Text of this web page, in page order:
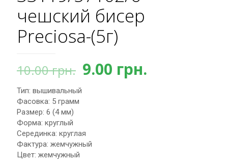
чешский бисер
Preciosa-(5г)
10.00грн. Первоначальная
9.00 грн.
Тип: вышивальный
Фасовка: 5 грамм
Размер: 6 (4 мм)
Форма: круглый
Серединка: круглая
Фактура: жемчужный
Цвет: жемчужный